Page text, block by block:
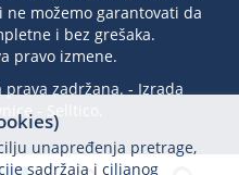
možemo garantovati da
i bez grešaka.
pravo izmene.
prava zadržana. - Izrada
Selltico.
unapređenja pretrage,
sadržaja i ciljanog